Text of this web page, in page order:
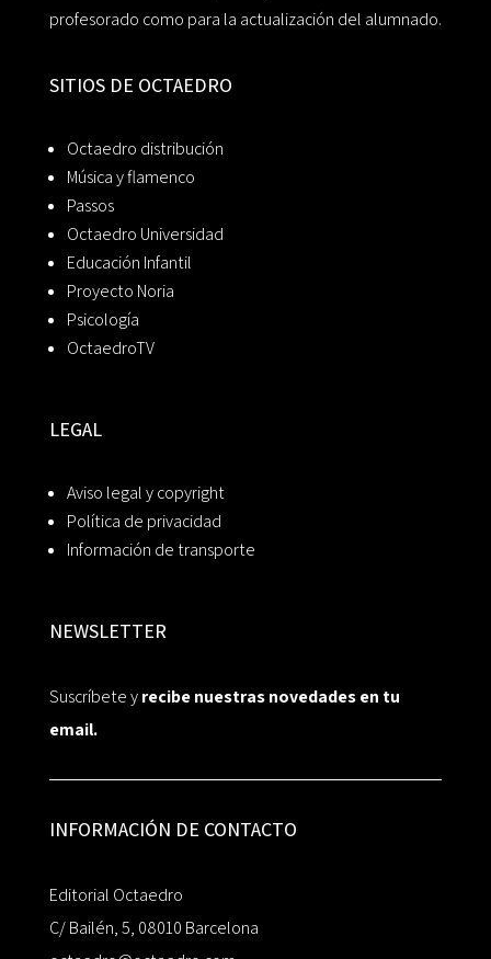
profesorado como para la actualización del alumnado.
SITIOS DE OCTAEDRO
Octaedro distribución
Música y flamenco
Passos
Octaedro Universidad
Educación Infantil
Proyecto Noria
Psicología
OctaedroTV
LEGAL
Aviso legal y copyright
Política de privacidad
Información de transporte
NEWSLETTER
Suscríbete yrecibe nuestras novedades en tu
email.
INFORMACIÓN DE CONTACTO
Editorial Octaedro
C/ Bailén, 5, 08010 Barcelona